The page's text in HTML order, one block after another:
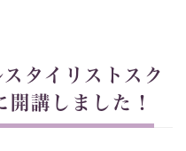
タイリストスク
講しました！